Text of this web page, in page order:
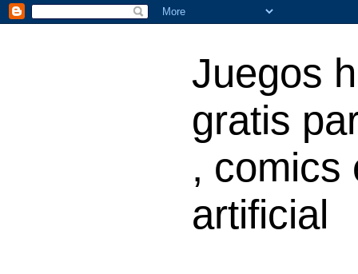
Juegos
gratis
, comics
artificial